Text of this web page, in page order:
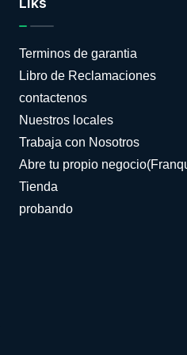
Terminos de garantia
Libro de Reclamaciones
contactenos
Nuestros locales
Trabaja con Nosotros
Abre tu propio
Tienda
probando